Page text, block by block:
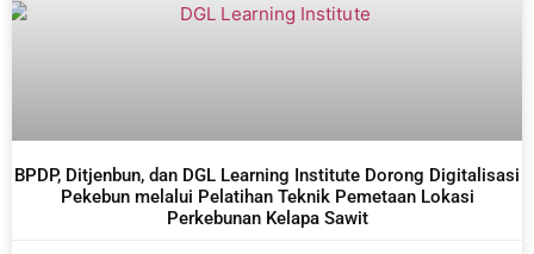
BPDP, Ditjenbun, dan DGL Learning Institute Dorong Digitalisasi
Pekebun melalui Pelatihan Teknik Pemetaan Lokasi
Perkebunan Kelapa Sawit